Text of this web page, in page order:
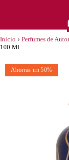
Inicio › Perfumes de Autor
100 Ml
Ahorras un 50%